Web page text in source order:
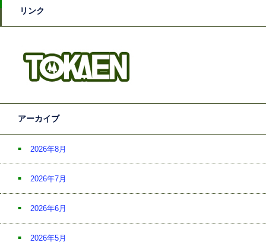
リンク
アーカイブ
2026年8月
2026年7月
2026年6月
2026年5月